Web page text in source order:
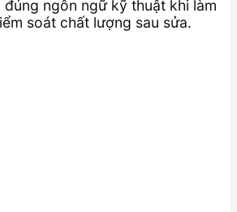
ngôn ngữ kỹ thuật khi làm
soát chất lượng sau sửa.